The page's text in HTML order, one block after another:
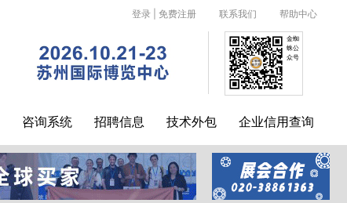
联系我们 帮助中心
登录 免费注册
咨询系统 招聘信息 技术外包 企业信用查询
金蜘
蛛公
众号